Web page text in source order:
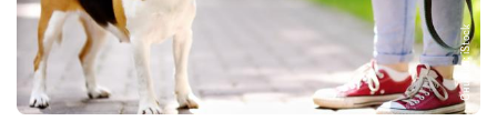
Снимка: iStock